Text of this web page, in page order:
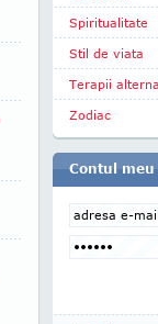
Spiritualitate
Stil de viata
Terapii
Zodiac
Contul meu